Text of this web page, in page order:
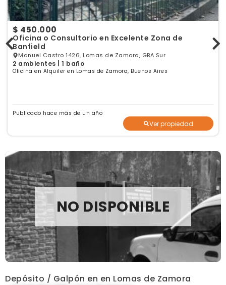
$ 450.000
Oficina o Consultorio en Excelente Zona de
Banfield
Manuel Castro 1426, Lomas de Zamora, GBA Sur
2 ambientes | 1 baño
Oficina en Alquiler en Lomas de Zamora, Buenos Aires
Publicado hace más de un año
Ver propiedad
NO DISPONIBLE
Depósito / Galpón en en Lomas de Zamora